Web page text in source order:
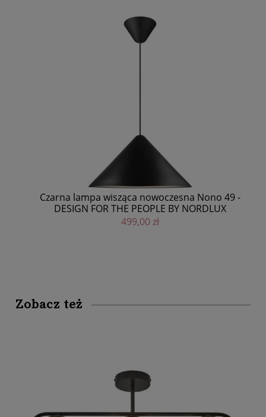
Czarna lampa wisząca nowoczesna Nono 49 -
DESIGN FOR THE PEOPLE BY NORDLUX
499,00 zł
Zobacz też